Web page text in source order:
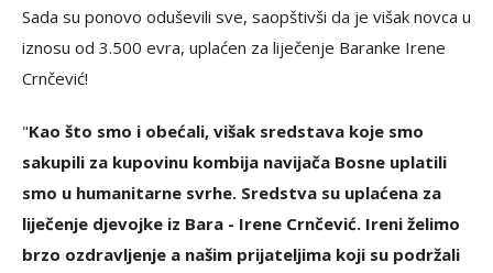
Sada su ponovo oduševili sve, saopštivši da je višak novca u
iznosu od 3.500 evra, uplaćen za liječenje Baranke Irene
Crnčević!
"Kao što smo i obećali, višak sredstava koje smo
sakupili za kupovinu kombija navijača Bosne uplatili
smo u humanitarne svrhe. Sredstva su uplaćena za
liječenje djevojke iz Bara - Irene Crnčević. Ireni želimo
brzo ozdravljenje a našim prijateljima koji su podržali